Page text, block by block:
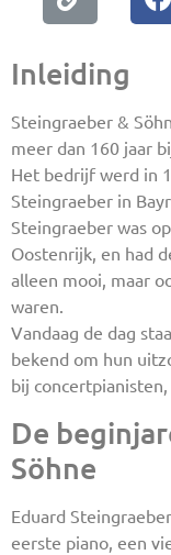
Inleiding
Steingraeber &
meer dan 160 jaar
Het bedrijf werd in
Steingraeber in
Steingraeber was
Oostenrijk, en had
alleen mooi, maar
waren.
Vandaag de dag
bekend om hun
bij
De
Söhne
Eduard
eerste piano, een